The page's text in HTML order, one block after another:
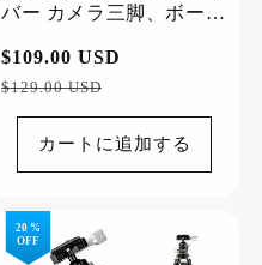
バー カメラ三脚、ボール
ブルー
通
常
価
$109.00 USD
ル
価
格
$129.00 USD
カートに追加する
20 %
OFF